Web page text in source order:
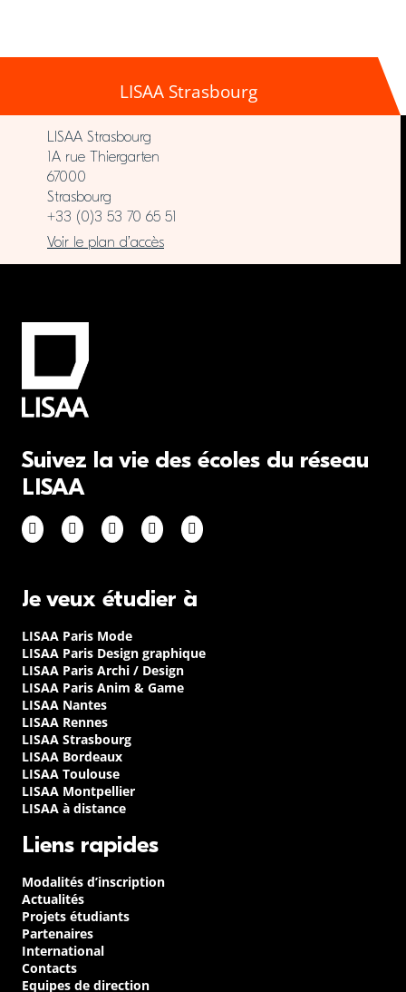
LISAA Strasbourg
LISAA Strasbourg
1A rue Thiergarten
67000
Strasbourg
+33 (0)3 53 70 65 51
Voir le plan d’accès
Suivez la vie des écoles du réseau
LISAA
Je veux étudier à
LISAA Paris Mode
LISAA Paris Design graphique
LISAA Paris Archi / Design
LISAA Paris Anim & Game
LISAA Nantes
LISAA Rennes
LISAA Strasbourg
LISAA Bordeaux
LISAA Toulouse
LISAA Montpellier
LISAA à distance
Liens rapides
Modalités d’inscription
Actualités
Projets étudiants
Partenaires
International
Contacts
Equipes de direction